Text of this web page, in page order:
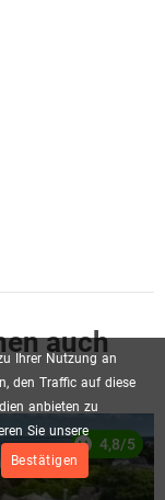
Ihrer Nutzung an
den Traffic auf diese
anbieten zu
Sie unsere
Bestätigen
auch
4,8/5